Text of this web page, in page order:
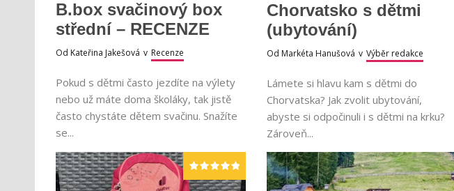
B.box svačinový box
střední – RECENZE
Od Kateřina Jakešová v Recenze
Pokud s dětmi často jezdíte na výlety
nebo už máte doma školáky, tak jistě
často chystáte dětem svačinu. Snažíte
se...
Chorvatsko s dětmi
(ubytování)
Od Markéta Hanušová v Výběr redakce
Lámete si hlavu kam s dětmi do
Chorvatska? Jak zvolit ubytování,
abyste si odpočinuli i s dětmi na krku?
Zároveň...